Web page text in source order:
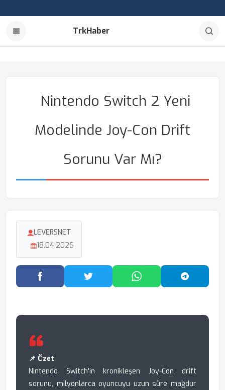
TrkHaber
Nintendo Switch 2 Yeni
Modelinde Joy-Con Drift
Sorunu Var Mı?
LEVERSNET
18.04.2026
Facebook'ta PaylaşTwitter'da PaylaşWhatsApp'ta Paylaş
📌 Özet
Nintendo Switch'in kronikleşen Joy-Con drift
sorunu, milyonlarca oyuncuyu uzun süre mağdur